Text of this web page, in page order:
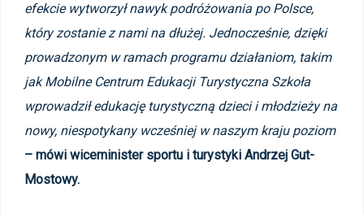
efekcie wytworzył nawyk podróżowania po Polsce,
który zostanie z nami na dłużej. Jednocześnie, dzięki
prowadzonym w ramach programu działaniom, takim
jak Mobilne Centrum Edukacji Turystyczna Szkoła
wprowadziłedukację turystyczną dzieci i młodzieży na
nowy, niespotykany wcześniej w naszym kraju poziom
– mówi wiceminister sportu i turystyki Andrzej Gut-
Mostowy.